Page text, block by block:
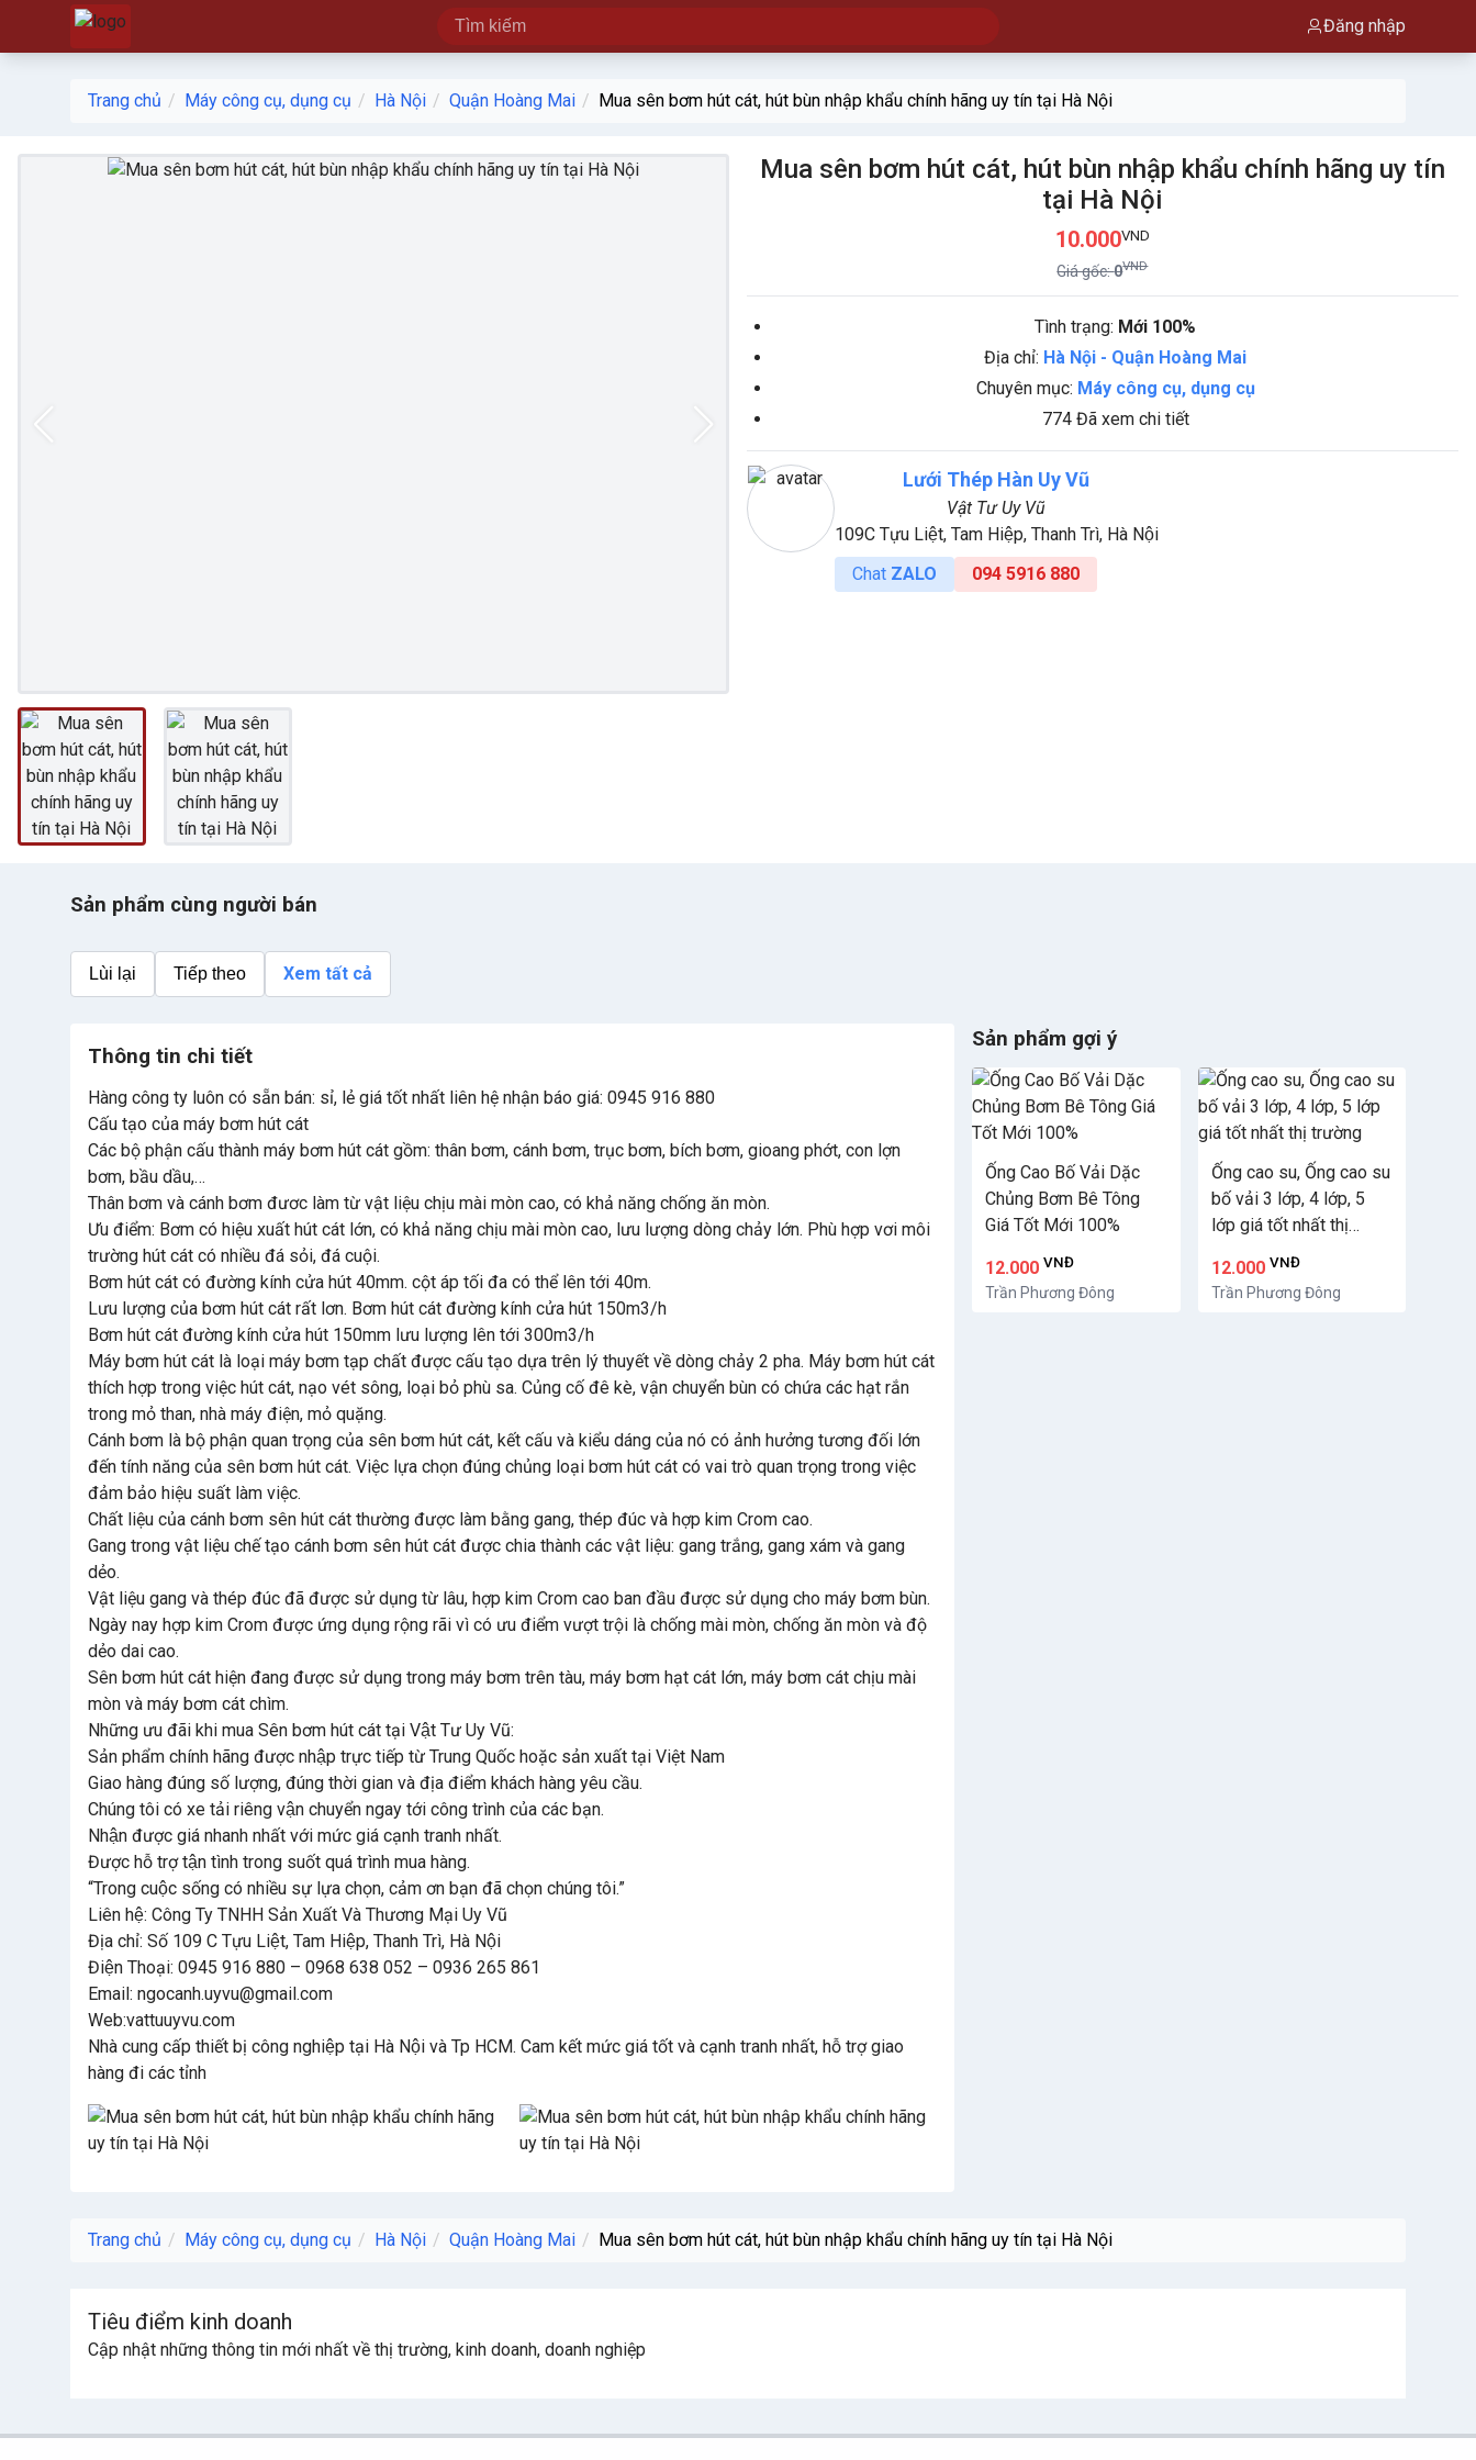
Đăng nhập
Trang chủ Máy công cụ, dụng cụ Hà Nội Quận Hoàng Mai Mua sên bơm hút cát, hút bùn nhập khẩu chính hãng uy tín tại Hà Nội
Mua sên bơm hút cát, hút bùn nhập khẩu chính hãng uy tín
tại Hà Nội
10.000VND
Giá gốc:0VND
Tình trạng: Mới 100%
Địa chỉ: Hà Nội - Quận Hoàng Mai
Chuyên mục: Máy công cụ, dụng cụ
774 Đã xem chi tiết
Lưới Thép Hàn Uy Vũ
Vật Tư Uy Vũ
109C Tựu Liệt, Tam Hiệp, Thanh Trì, Hà Nội
Chat ZALO 094 5916 880
Sản phẩm cùng người bán
Lùi lại Tiếp theo Xem tất cả
Thông tin chi tiết
Hàng công ty luôn có sẵn bán: sỉ, lẻ giá tốt nhất liên hệ nhận báo giá: 0945 916 880
Cấu tạo của máy bơm hút cát
Các bộ phận cấu thành máy bơm hút cát gồm: thân bơm, cánh bơm, trục bơm, bích bơm, gioang phớt, con lợn
bơm, bầu dầu,…
Thân bơm và cánh bơm đươc làm từ vật liệu chịu mài mòn cao, có khả năng chống ăn mòn.
Ưu điểm: Bơm có hiệu xuất hút cát lớn, có khả năng chịu mài mòn cao, lưu lượng dòng chảy lớn. Phù hợp vơi môi
trường hút cát có nhiều đá sỏi, đá cuội.
Bơm hút cát có đường kính cửa hút 40mm. cột áp tối đa có thể lên tới 40m.
Lưu lượng của bơm hút cát rất lơn. Bơm hút cát đường kính cửa hút 150m3/h
Bơm hút cát đường kính cửa hút 150mm lưu lượng lên tới 300m3/h
Máy bơm hút cát là loại máy bơm tạp chất được cấu tạo dựa trên lý thuyết về dòng chảy 2 pha. Máy bơm hút cát
thích hợp trong việc hút cát, nạo vét sông, loại bỏ phù sa. Củng cố đê kè, vận chuyển bùn có chứa các hạt rắn
trong mỏ than, nhà máy điện, mỏ quặng.
Cánh bơm là bộ phận quan trọng của sên bơm hút cát, kết cấu và kiểu dáng của nó có ảnh hưởng tương đối lớn
đến tính năng của sên bơm hút cát. Việc lựa chọn đúng chủng loại bơm hút cát có vai trò quan trọng trong việc
đảm bảo hiệu suất làm việc.
Chất liệu của cánh bơm sên hút cát thường được làm bằng gang, thép đúc và hợp kim Crom cao.
Gang trong vật liệu chế tạo cánh bơm sên hút cát được chia thành các vật liệu: gang trắng, gang xám và gang
dẻo.
Vật liệu gang và thép đúc đã được sử dụng từ lâu, hợp kim Crom cao ban đầu được sử dụng cho máy bơm bùn.
Ngày nay hợp kim Crom được ứng dụng rộng rãi vì có ưu điểm vượt trội là chống mài mòn, chống ăn mòn và độ
dẻo dai cao.
Sên bơm hút cát hiện đang được sử dụng trong máy bơm trên tàu, máy bơm hạt cát lớn, máy bơm cát chịu mài
mòn và máy bơm cát chìm.
Những ưu đãi khi mua Sên bơm hút cát tại Vật Tư Uy Vũ:
Sản phẩm chính hãng được nhập trực tiếp từ Trung Quốc hoặc sản xuất tại Việt Nam
Giao hàng đúng số lượng, đúng thời gian và địa điểm khách hàng yêu cầu.
Chúng tôi có xe tải riêng vận chuyển ngay tới công trình của các bạn.
Nhận được giá nhanh nhất với mức giá cạnh tranh nhất.
Được hỗ trợ tận tình trong suốt quá trình mua hàng.
“Trong cuộc sống có nhiều sự lựa chọn, cảm ơn bạn đã chọn chúng tôi.”
Liên hệ: Công Ty TNHH Sản Xuất Và Thương Mại Uy Vũ
Địa chỉ: Số 109 C Tựu Liệt, Tam Hiệp, Thanh Trì, Hà Nội
Điện Thoại: 0945 916 880 – 0968 638 052 – 0936 265 861
Email: ngocanh.uyvu@gmail.com
Web:vattuuyvu.com
Nhà cung cấp thiết bị công nghiệp tại Hà Nội và Tp HCM. Cam kết mức giá tốt và cạnh tranh nhất, hỗ trợ giao
hàng đi các tỉnh
Sản phẩm gợi ý
Ống Cao Bố Vải Dặc
Chủng Bơm Bê Tông
Giá Tốt Mới 100%
12.000 VNĐ
Trần Phương Đông
Ống cao su, Ống cao su
bố vải 3 lớp, 4 lớp, 5
lớp giá tốt nhất thị
12.000 VNĐ
Trần Phương Đông
Trang chủ Máy công cụ, dụng cụ Hà Nội Quận Hoàng Mai Mua sên bơm hút cát, hút bùn nhập khẩu chính hãng uy tín tại Hà Nội
Tiêu điểm kinh doanh
Cập nhật những thông tin mới nhất về thị trường, kinh doanh, doanh nghiệp